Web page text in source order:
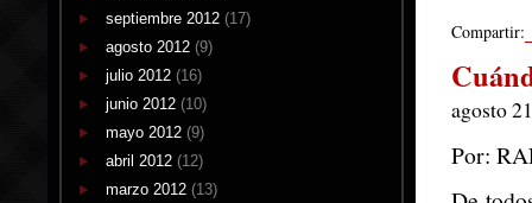
septiembre 2012 (17)
agosto 2012 (9)
julio 2012 (16)
junio 2012 (10)
mayo 2012 (9)
abril 2012 (12)
marzo 2012 (13)
Compartir:
agosto
Por: